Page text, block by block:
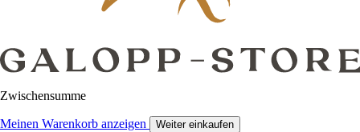
Zwischensumme
Meinen Warenkorb anzeigen Weiter einkaufen